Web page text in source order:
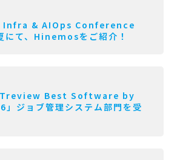
Infra & AIOps Conference
て、Hinemosをご紹介！
Best Software by
ジョブ管理システム部門を受